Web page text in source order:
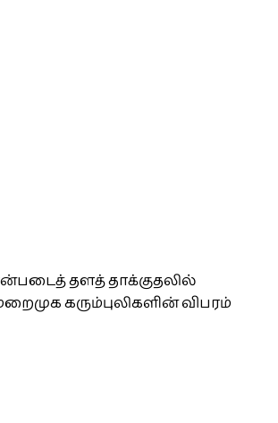
தளத் தாக்குதலில்
கரும்புலிகளின் விபரம்